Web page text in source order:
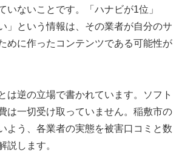
いないことです。「ハナビが1位」
」という情報は、その業者が自分のサ
めに作ったコンテンツである可能性が
は逆の立場で書かれています。ソフト
は一切受け取っていません。稲敷市の
よう、各業者の実態を被害口コミと数
説します。